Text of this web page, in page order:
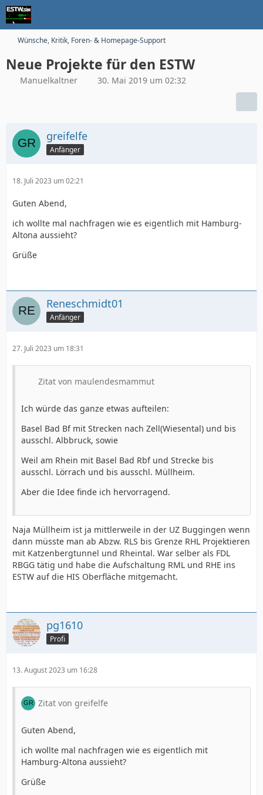
Wünsche, Kritik, Foren- & Homepage-Support
Neue Projekte für den ESTW
Manuelkaltner 30. Mai 2019 um 02:32
greifelfe
Anfänger
18. Juli 2023 um 02:21
Guten Abend,
ich wollte mal nachfragen wie es eigentlich mit Hamburg-
Altona aussieht?
Grüße
Reneschmidt01
Anfänger
27. Juli 2023 um 18:31
Zitat von maulendesmammut
Ich würde das ganze etwas aufteilen:
Basel Bad Bf mit Strecken nach Zell(Wiesental) und bis
ausschl. Albbruck, sowie
Weil am Rhein mit Basel Bad Rbf und Strecke bis
ausschl. Lörrach und bis ausschl. Müllheim.
Aber die Idee finde ich hervorragend.
Naja Müllheim ist ja mittlerweile in der UZ Buggingen wenn
dann müsste man ab Abzw. RLS bis Grenze RHL Projektieren
mit Katzenbergtunnel und Rheintal. War selber als FDL
RBGG tätig und habe die Aufschaltung RML und RHE ins
ESTW auf die HIS Oberfläche mitgemacht.
pg1610
Profi
13. August 2023 um 16:28
Zitat von greifelfe
Guten Abend,
ich wollte mal nachfragen wie es eigentlich mit
Hamburg-Altona aussieht?
Grüße